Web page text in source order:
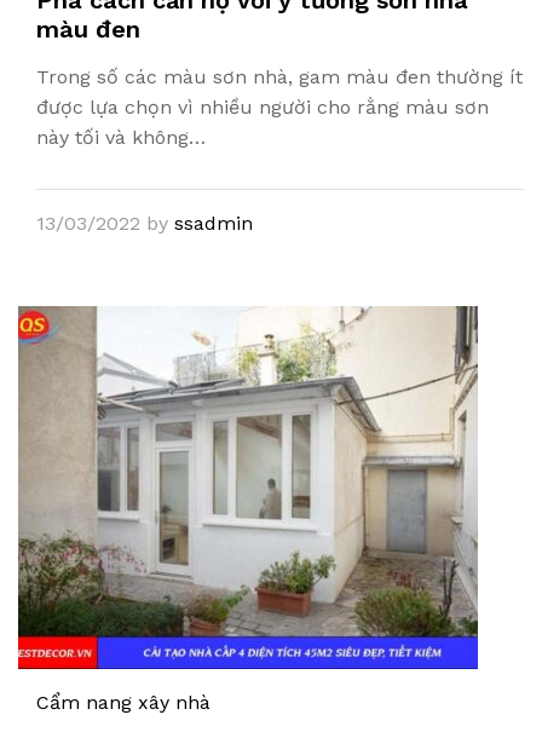
màu đen
Trong số các màu sơn nhà, gam màu đen thường ít
được lựa chọn vì nhiều người cho rằng màu sơn
này tối và không…
13/03/2022 by ssadmin
Cẩm nang xây nhà